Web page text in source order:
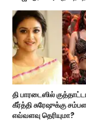
தி பாரடைஸில்
கீர்த்தி சுரேஷுக்கு
எவ்வளவு தெரியுமா?